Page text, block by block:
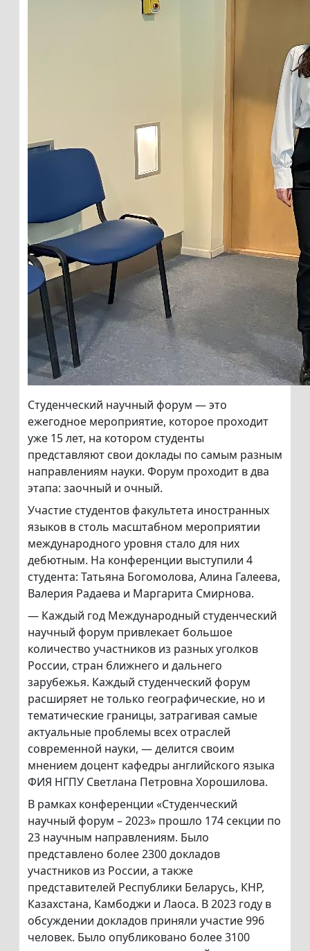
Студенческий научный форум — это
ежегодное мероприятие, которое проходит
уже 15 лет, на котором студенты
представляют свои доклады по самым разным
направлениям науки. Форум проходит в два
этапа: заочный и очный.
Участие студентов факультета иностранных
языков в столь масштабном мероприятии
международного уровня стало для них
дебютным. На конференции выступили 4
студента: Татьяна Богомолова, Алина Галеева,
Валерия Радаева и Маргарита Смирнова.
— Каждый год Международный студенческий
научный форум привлекает большое
количество участников из разных уголков
России, стран ближнего и дальнего
зарубежья. Каждый студенческий форум
расширяет не только географические, но и
тематические границы, затрагивая самые
актуальные проблемы всех отраслей
современной науки, — делится своим
мнением доцент кафедры английского языка
ФИЯ НГПУ Светлана Петровна Хорошилова.
В рамках конференции «Студенческий
научный форум – 2023» прошло 174 секции по
23 научным направлениям. Было
представлено более 2300 докладов
участников из России, а также
представителей Республики Беларусь, КНР,
Казахстана, Камбоджи и Лаоса. В 2023 году в
обсуждении докладов приняли участие 996
человек. Было опубликовано более 3100